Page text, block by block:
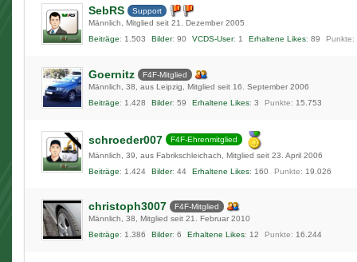
SebRS
Support
Männlich
Mitglied seit 21. Dezember 2005
Beiträge
1.503 Bilder 90 VCDS-User 1 Erhaltene Likes 89 Punkte
Goernitz
F4F-Mitglied
Männlich
38 aus Leipzig
Mitglied seit 16. September 2006
Beiträge
1.428 Bilder 59 Erhaltene Likes 3 Punkte 15.753
schroeder007
F4F-Ehrenmitglied
Männlich
39 aus Fabrikschleichach
Mitglied seit 23. April 2006
Beiträge
1.424 Bilder 44 Erhaltene Likes 160 Punkte 19.026
christoph3007
F4F-Mitglied
Männlich
38
Mitglied seit 21. Februar 2010
Beiträge
1.386 Bilder 6 Erhaltene Likes 12 Punkte 16.244